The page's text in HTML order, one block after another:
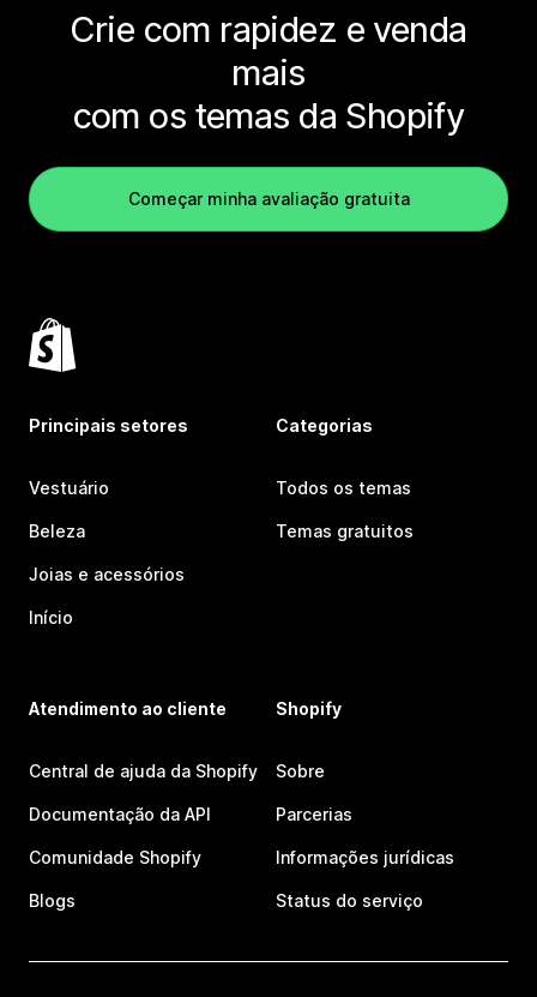
Crie com rapidez e venda
mais
com os temas da Shopify
Começar minha avaliação gratuita
Principais setores
Vestuário
Beleza
Joias e acessórios
Início
Categorias
Todos os temas
Temas gratuitos
Atendimento ao cliente
Central de ajuda da Shopify
Documentação da API
Comunidade Shopify
Blogs
Shopify
Sobre
Parcerias
Informações jurídicas
Status do serviço